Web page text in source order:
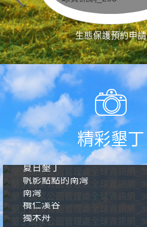
生態保護預約申請
精彩墾丁
夏日墾丁
帆影點點的南灣
南灣
欖仁溪谷
獨木舟